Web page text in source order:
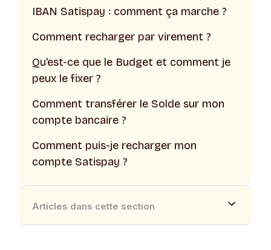
IBAN Satispay : comment ça marche ?
Comment recharger par virement ?
Qu'est-ce que le Budget et comment je
peux le fixer ?
Comment transférer le Solde sur mon
compte bancaire ?
Comment puis-je recharger mon
compte Satispay ?
Articles dans cette section